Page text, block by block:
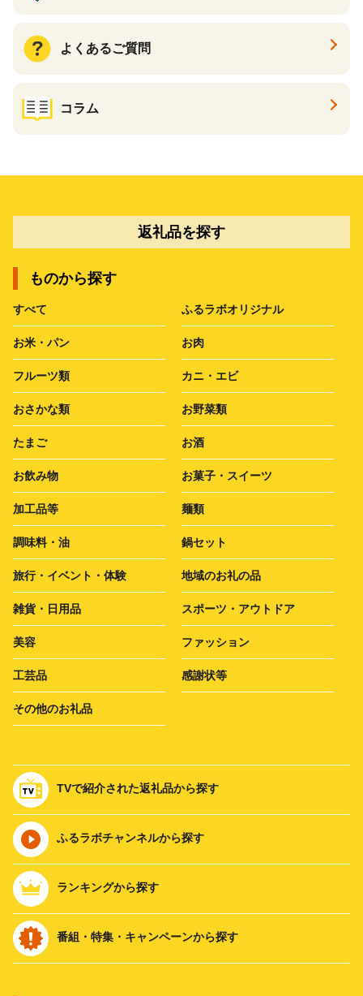
よくあるご質問
コラム
返礼品を探す
ものから探す
すべて ふるラボオリジナル
お米・パン お肉
フルーツ類 カニ・エビ
おさかな類 お野菜類
たまご お酒
お飲み物 お菓子・スイーツ
加工品等 麺類
調味料・油 鍋セット
旅行・イベント・体験 地域のお礼の品
雑貨・日用品 スポーツ・アウトドア
美容 ファッション
工芸品 感謝状等
その他のお礼品
TVで紹介された返礼品から探す
ふるラボチャンネルから探す
ランキングから探す
番組・特集・キャンペーンから探す